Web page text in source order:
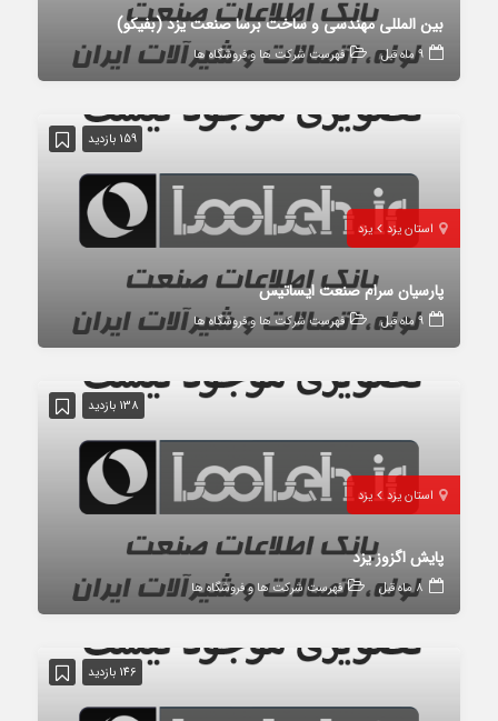
بین المللی مهندسی و ساخت برسا صنعت یزد (بفیکو)
9 ماه قبل فهرست شرکت ها و فروشگاه ها
159 بازدید
استان یزد یزد
پارسیان سرام صنعت ایساتیس
9 ماه قبل فهرست شرکت ها و فروشگاه ها
138 بازدید
استان یزد یزد
پایش اگزوز یزد
8 ماه قبل فهرست شرکت ها و فروشگاه ها
146 بازدید